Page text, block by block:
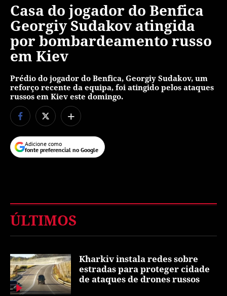
Casa do jogador do Benfica
Georgiy Sudakov atingida
por bombardeamento russo
em Kiev
Prédio do jogador do Benfica, Georgiy Sudakov, um
reforço recente da equipa, foi atingido pelos ataques
russos em Kiev este domingo.
+
Adicione como
fonte preferencial no Google
ÚLTIMOS
Kharkiv instala redes sobre
estradas para proteger cidade
de ataques de drones russos